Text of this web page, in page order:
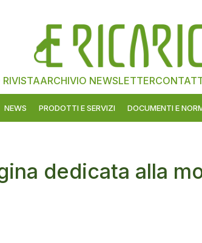
ARCHIVIO NEWSLETTER
NEWS PRODOTTI E SERVIZI DOCUMENTI E
dedicata alla